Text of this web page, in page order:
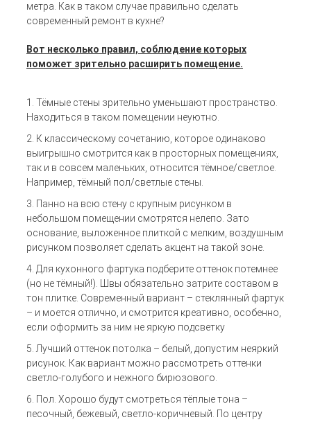
метра. Как в таком случае правильно сделать
современный ремонт в кухне?
Вот несколько правил, соблюдение которых
поможет зрительно расширить помещение.
Тёмные стены зрительно уменьшают пространство.
Находиться в таком помещении неуютно.
К классическому сочетанию, которое одинаково
выигрышно смотрится как в просторных помещениях,
так и в совсем маленьких, относится тёмное/светлое.
Например, тёмный пол/светлые стены.
Панно на всю стену с крупным рисунком в
небольшом помещении смотрятся нелепо. Зато
основание, выложенное плиткой с мелким, воздушным
рисунком позволяет сделать акцент на такой зоне.
Для кухонного фартука подберите оттенок потемнее
(но не тёмный!). Швы обязательно затрите составом в
тон плитке. Современный вариант – стеклянный фартук
– и моется отлично, и смотрится креативно, особенно,
если оформить за ним не яркую подсветку
Лучший оттенок потолка – белый, допустим неяркий
рисунок. Как вариант можно рассмотреть оттенки
светло-голубого и нежного бирюзового.
Пол. Хорошо будут смотреться тёплые тона –
песочный, бежевый, светло-коричневый. По центру